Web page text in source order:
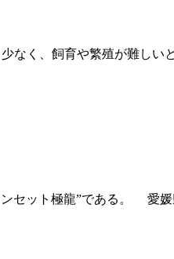
なく、飼育や繁殖が難しい
セット極龍”である。 愛